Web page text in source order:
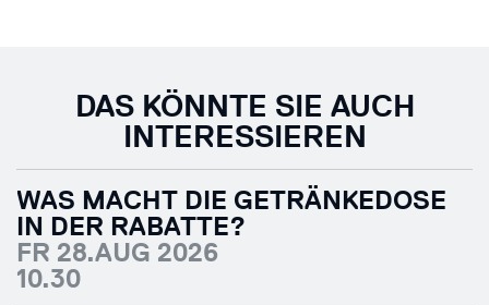
DAS KÖNNTE SIE AUCH
INTERESSIEREN
WAS MACHT DIE GETRÄNKEDOSE
IN DER RABATTE?
FR 28.AUG 2026
10.30